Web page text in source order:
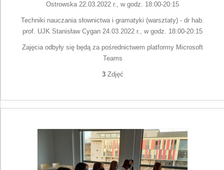
Ostrowska 22.03.2022 r., w godz. 18:00-20:15
Techniki nauczania słownictwa i gramatyki (warsztaty) - dr hab.
prof. UJK Stanisław Cygan 24.03.2022 r., w godz. 18:00-20:15
Zajęcia odbyły się będą za pośrednictwem platformy Microsoft
Teams
3Zdjęć